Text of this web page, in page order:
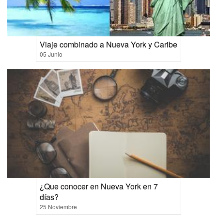
Viaje combinado a Nueva York y Caribe
05 Junio
¿Que conocer en Nueva York en 7
días?
25 Noviembre